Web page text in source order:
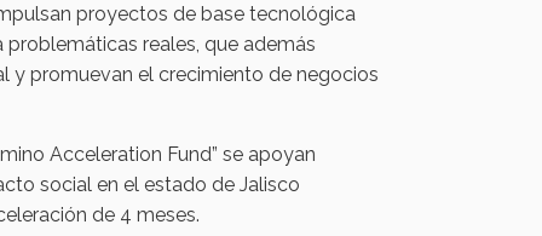
proyectos de base tecnológica
reales, que además
y promuevan el crecimiento de negocios
Acceleration Fund” se apoyan
social en el estado de Jalisco
de 4 meses.